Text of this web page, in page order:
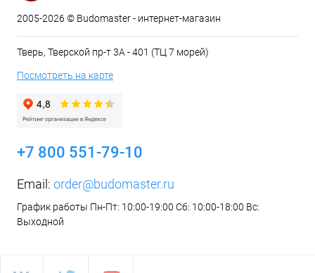
2005-2026 © Budomaster - интернет-магазин
Тверь, Тверской пр-т 3А - 401 (ТЦ 7 морей)
Посмотреть на карте
+7 800 551-79-10
Email: order@budomaster.ru
График работы Пн-Пт: 10:00-19:00 Сб: 10:00-18:00 Вс:
Выходной